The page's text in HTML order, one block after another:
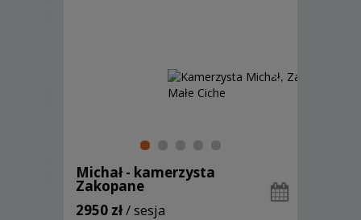
Michał - kamerzysta
Zakopane
2950 zł/ sesja